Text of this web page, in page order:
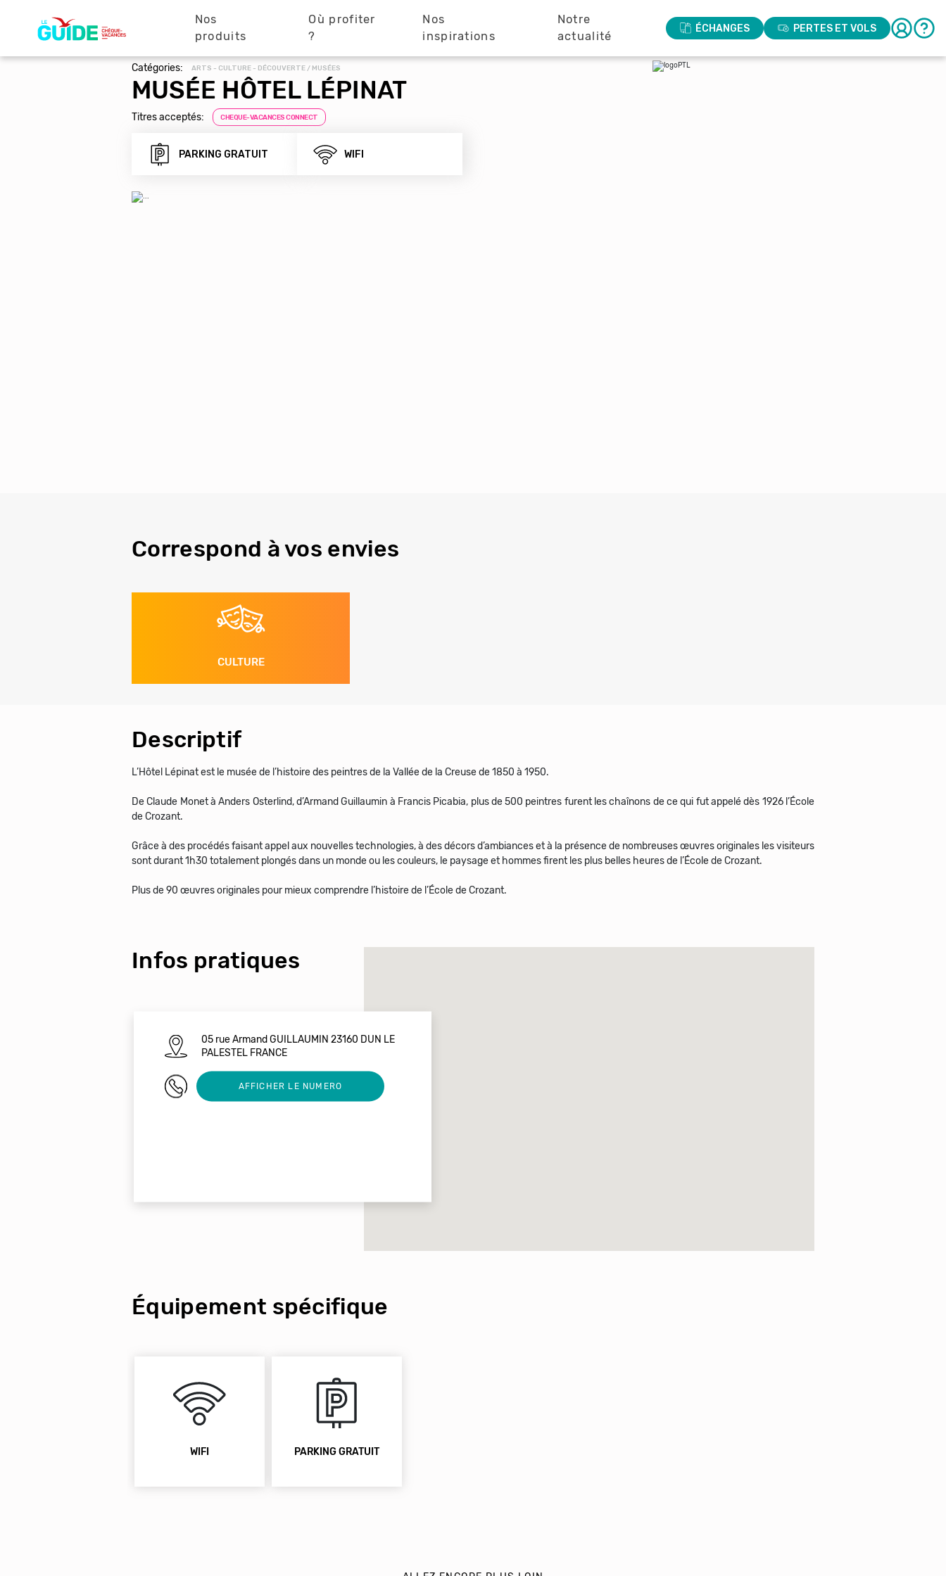
principale
Nos
produits
Où profiter
?
Nos
inspirations
Notre
actualité
ÉCHANGES PERTES ET VOLS
Catégories: ARTS - CULTURE - DÉCOUVERTE / MUSÉES
MUSÉE HÔTEL LÉPINAT
Titres acceptés: CHEQUE-VACANCES CONNECT
PARKING GRATUIT WIFI
Correspond à vos envies
CULTURE
Descriptif
L’Hôtel Lépinat est le musée de l’histoire des peintres de la Vallée de la Creuse de 1850 à 1950.
De Claude Monet à Anders Osterlind, d’Armand Guillaumin à Francis Picabia, plus de 500 peintres furent les chaînons de ce qui fut appelé dès 1926 l’École
de Crozant.
Grâce à des procédés faisant appel aux nouvelles technologies, à des décors d’ambiances et à la présence de nombreuses œuvres originales les visiteurs
sont durant 1h30 totalement plongés dans un monde ou les couleurs, le paysage et hommes firent les plus belles heures de l’École de Crozant.
Plus de 90 œuvres originales pour mieux comprendre l’histoire de l’École de Crozant.
Infos pratiques
05 rue Armand GUILLAUMIN 23160 DUN LE
PALESTEL FRANCE
0555630190AFFICHER LE NUMERO
Équipement spécifique
WIFI PARKING GRATUIT